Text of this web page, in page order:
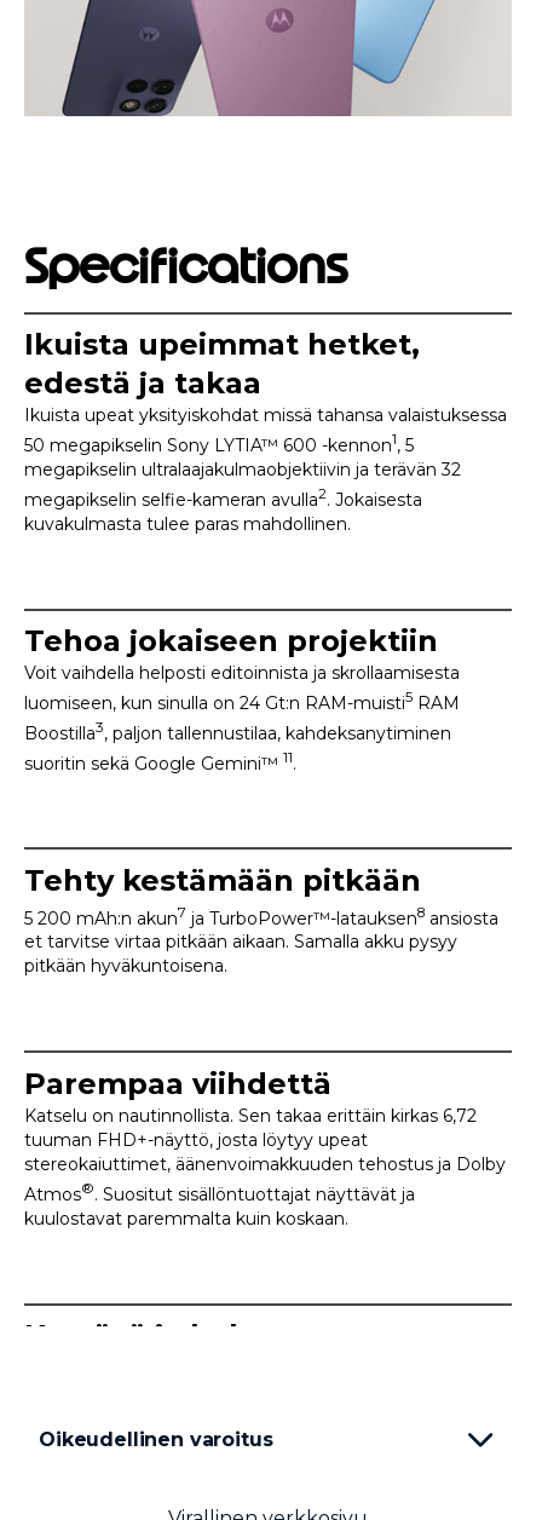
Specifications
Ikuista upeimmat hetket,
edestä ja takaa
Ikuista upeat yksityiskohdat missä tahansa valaistuksessa
50 megapikselin Sony LYTIA™ 600 -kennon1, 5
megapikselin ultralaajakulmaobjektiivin ja terävän 32
megapikselin selfie-kameran avulla2. Jokaisesta
kuvakulmasta tulee paras mahdollinen.
Tehoa jokaiseen projektiin
Voit vaihdella helposti editoinnista ja skrollaamisesta
luomiseen, kun sinulla on 24 Gt:n RAM-muisti5 RAM
Boostilla3, paljon tallennustilaa, kahdeksanytiminen
suoritin sekä Google Gemini™ 11.
Tehty kestämään pitkään
5 200 mAh:n akun7 ja TurboPower™-latauksen8 ansiosta
et tarvitse virtaa pitkään aikaan. Samalla akku pysyy
pitkään hyväkuntoisena.
Parempaa viihdettä
Katselu on nautinnollista. Sen takaa erittäin kirkas 6,72
tuuman FHD+-näyttö, josta löytyy upeat
stereokaiuttimet, äänenvoimakkuuden tehostus ja Dolby
Atmos®. Suositut sisällöntuottajat näyttävät ja
kuulostavat paremmalta kuin koskaan.
Kestävä ja haluttava
pitkään.
Oikeudellinen varoitus